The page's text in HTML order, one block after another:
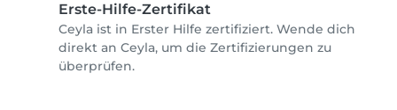
Erste-Hilfe-Zertifikat
Ceyla ist in Erster Hilfe zertifiziert. Wende dich
direkt an Ceyla, um die Zertifizierungen zu
überprüfen.